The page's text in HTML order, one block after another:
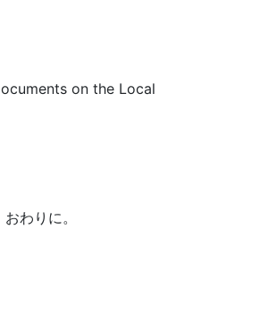
on the Local
わりに。